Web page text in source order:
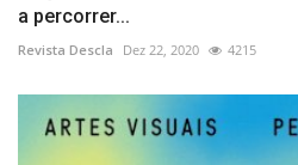
a percorrer...
Revista Descla Dez 22, 2020 4215